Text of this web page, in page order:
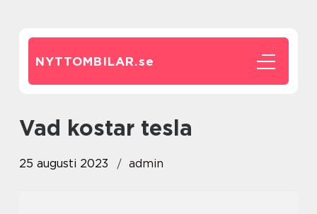
NYTTOMBILAR.se
vad kostar tesla
25 augusti 2023 admin